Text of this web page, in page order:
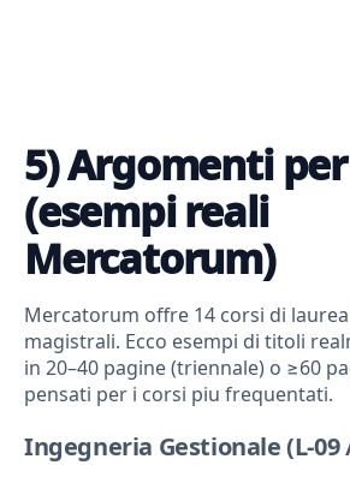
5) Argomenti
(esempi reali
Mercatorum)
Mercatorum offre 14 corsi di
magistrali. Ecco esempi di titoli
in 20–40 pagine (triennale) o ≥60
pensati per i corsi piu frequentati.
Ingegneria Gestionale (L-09